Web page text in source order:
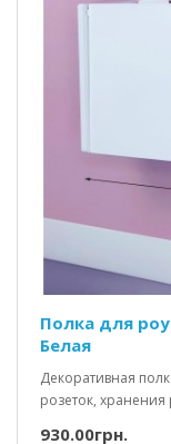
Полка для
Белая
Декоративная
розеток, хранения
930.00грн.